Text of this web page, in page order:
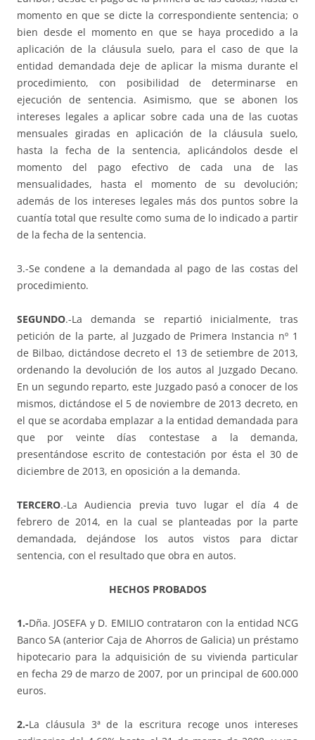
momento en que se dicte la correspondiente sentencia; o
bien desde el momento en que se haya procedido a la
aplicación de la cláusula suelo, para el caso de que la
entidad demandada deje de aplicar la misma durante el
procedimiento, con posibilidad de determinarse en
ejecución de sentencia. Asimismo, que se abonen los
intereses legales a aplicar sobre cada una de las cuotas
mensuales giradas en aplicación de la cláusula suelo,
hasta la fecha de la sentencia, aplicándolos desde el
momento del pago efectivo de cada una de las
mensualidades, hasta el momento de su devolución;
además de los intereses legales más dos puntos sobre la
cuantía total que resulte como suma de lo indicado a partir
de la fecha de la sentencia.
3.-Se condene a la demandada al pago de las costas del
procedimiento.
SEGUNDO.-La demanda se repartió inicialmente, tras
petición de la parte, al Juzgado de Primera Instancia nº 1
de Bilbao, dictándose decreto el 13 de setiembre de 2013,
ordenando la devolución de los autos al Juzgado Decano.
En un segundo reparto, este Juzgado pasó a conocer de los
mismos, dictándose el 5 de noviembre de 2013 decreto, en
el que se acordaba emplazar a la entidad demandada para
que por veinte días contestase a la demanda,
presentándose escrito de contestación por ésta el 30 de
diciembre de 2013, en oposición a la demanda.
TERCERO.-La Audiencia previa tuvo lugar el día 4 de
febrero de 2014, en la cual se planteadas por la parte
demandada, dejándose los autos vistos para dictar
sentencia, con el resultado que obra en autos.
HECHOS PROBADOS
1.-Dña. JOSEFA y D. EMILIO contrataron con la entidad NCG
Banco SA (anterior Caja de Ahorros de Galicia) un préstamo
hipotecario para la adquisición de su vivienda particular
en fecha 29 de marzo de 2007, por un principal de 600.000
euros.
2.-La cláusula 3ª de la escritura recoge unos intereses